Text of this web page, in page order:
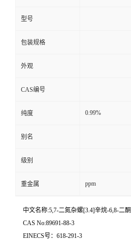
型号
包装规格
外观
CAS编号
纯度 0.99%
别名
级别
重金属 ppm
中文名称:5,7-二氮杂螺[3.4]辛烷-6,8-二酮
CAS No:89691-88-3
EINECS号：618-291-3